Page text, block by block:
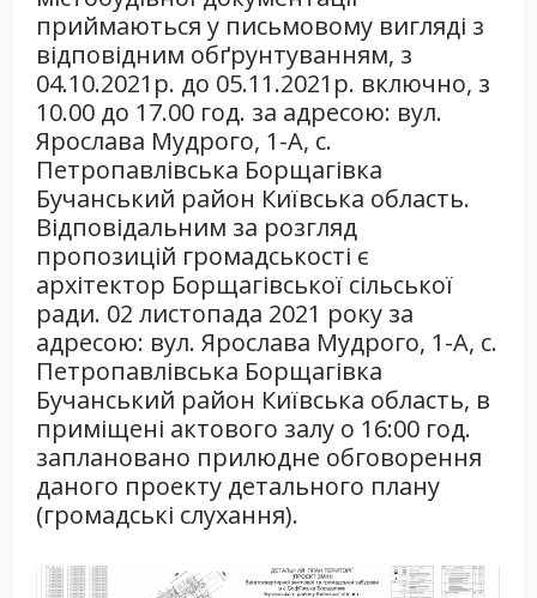
приймаються у письмовому вигляді з
відповідним обґрунтуванням, з
04.10.2021р. до 05.11.2021р. включно, з
10.00 до 17.00 год. за адресою: вул.
Ярослава Мудрого, 1-А, с.
Петропавлівська Борщагівка
Бучанський район Київська область.
Відповідальним за розгляд
пропозицій громадськості є
архітектор Борщагівської сільської
ради. 02 листопада 2021 року за
адресою: вул. Ярослава Мудрого, 1-А, с.
Петропавлівська Борщагівка
Бучанський район Київська область, в
приміщені актового залу о 16:00 год.
заплановано прилюдне обговорення
даного проекту детального плану
(громадські слухання).